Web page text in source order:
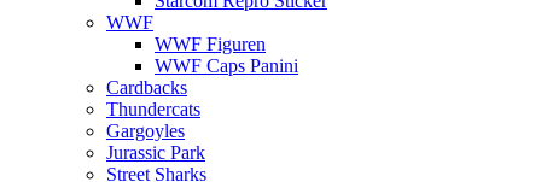
WWF
WWF Figuren
WWF Caps Panini
Cardbacks
Thundercats
Gargoyles
Jurassic Park
Street Sharks